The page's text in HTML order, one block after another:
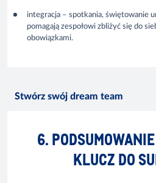
integracja – spotkania, świętowanie
pomagają zespołowi zbliżyć się do
obowiązkami.
Stwórz swój dream team
6.
KLUCZ DO